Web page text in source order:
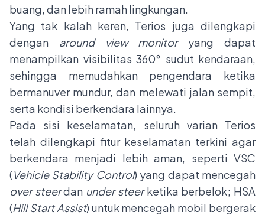
buang, dan lebih ramah lingkungan.
Yang tak kalah keren, Terios juga dilengkapi
dengan around view monitoryang dapat
menampilkan visibilitas 360° sudut kendaraan,
sehingga memudahkan pengendara ketika
bermanuver mundur, dan melewati jalan sempit,
serta kondisi berkendara lainnya.
Pada sisi keselamatan, seluruh varian Terios
telah dilengkapi fitur keselamatan terkini agar
berkendara menjadi lebih aman, seperti VSC
(Vehicle Stability Control) yang dapat mencegah
over steerdan under steerketika berbelok; HSA
(Hill Start Assist) untuk mencegah mobil bergerak